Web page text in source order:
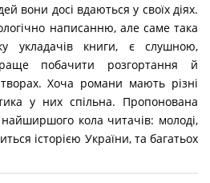
вони досі вдаються у своїх діях.
написанню, але саме така
укладачів книги, є слушною,
побачити розгортання й
Хоча романи мають різні
у них спільна. Пропонована
кола читачів: молоді,
історією України, та багатьох